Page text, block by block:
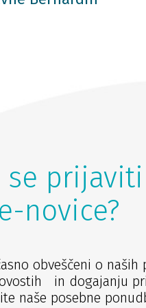
se
e-novice?
obveščeni o naših
in dogajanju
naše posebne